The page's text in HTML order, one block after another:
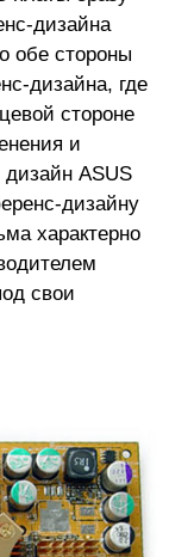
дизайна
обе стороны
дизайна, где
стороне
и
ASUS
дизайну
характерно
свои